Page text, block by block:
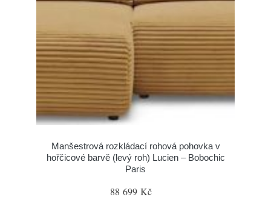
Manšestrová rozkládací rohová pohovka v
hořčicové barvě (levý roh) Lucien – Bobochic
Paris
88 699 Kč